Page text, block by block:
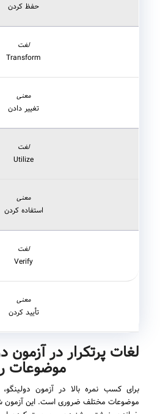
حفظ کردن
Transform
تغییر دادن
Utilize
استفاده کردن
Verify
تأیید کردن
لغات پرتکرار در آزمون
موضوعات
برای کسب نمره بالا در آزمون دولینگو،
موضوعات مختلف ضروری است. این آزمون